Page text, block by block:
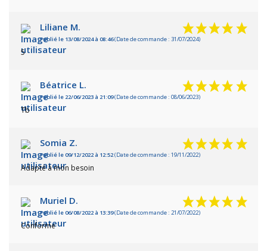
Liliane M.
Publié le 13/08/2024 à 08:46(Date de commande : 31/07/2024)
5
Béatrice L.
Publié le 22/06/2023 à 21:09(Date de commande : 08/06/2023)
Tb
Somia Z.
Publié le 09/12/2022 à 12:52(Date de commande : 19/11/2022)
Adapté à mon besoin
Muriel D.
Publié le 06/08/2022 à 13:39(Date de commande : 21/07/2022)
Conforme